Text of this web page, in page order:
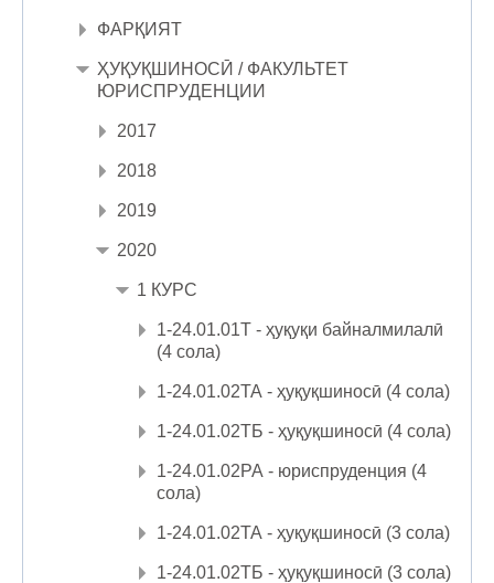
ФАРҚИЯТ
ҲУҚУҚШИНОСӢ / ФАКУЛЬТЕТ
ЮРИСПРУДЕНЦИИ
2017
2018
2019
2020
1 КУРС
1-24.01.01Т - ҳуқуқи байналмилалӣ
(4 сола)
1-24.01.02ТА - ҳуқуқшиносӣ (4 сола)
1-24.01.02ТБ - ҳуқуқшиносӣ (4 сола)
1-24.01.02РА - юриспруденция (4
сола)
1-24.01.02ТА - ҳуқуқшиносӣ (3 сола)
1-24.01.02ТБ - ҳуқуқшиносӣ (3 сола)